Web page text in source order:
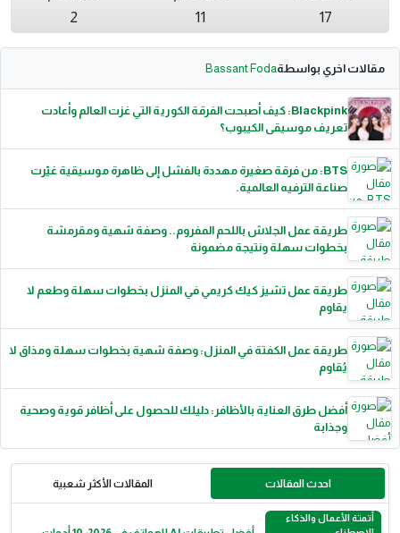
17
11
2
مقالات اخري بواسطةBassant Foda
Blackpink: كيف أصبحت الفرقة الكورية التي غزت العالم وأعادت
تعريف موسيقى الكيبوب؟
BTS: من فرقة صغيرة مهددة بالفشل إلى ظاهرة موسيقية غيّرت
صناعة الترفيه العالمية.
طريقة عمل الجلاش باللحم المفروم.. وصفة شهية ومقرمشة
بخطوات سهلة ونتيجة مضمونة
طريقة عمل تشيز كيك كريمي في المنزل بخطوات سهلة وطعم لا
يقاوم
طريقة عمل الكفتة في المنزل: وصفة شهية بخطوات سهلة ومذاق لا
يُقاوم
أفضل طرق العناية بالأظافر: دليلك للحصول على أظافر قوية وصحية
وجذابة
احدث المقالات المقالات الأكثر شعبية
أتمتة الأعمال والذكاء